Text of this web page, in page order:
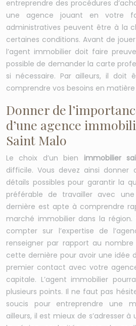
entreprendre des procédures
une agence jouant en votre
administratives peuvent être à la
certaines conditions. Avant de
l’agent immobilier doit faire
possible de demander la carte
si nécessaire. Par ailleurs, il
comprendre vos besoins en matière
Donner de
d’une agence
Saint Malo
Le choix d’un bien immobilier
difficile. Vous devez ainsi
détails possibles pour garantir la
préférable de travailler avec
dernière est apte à comprendre
marché immobilier dans la
compter sur l’expertise de
renseigner par rapport au
cette dernière pour avoir une idée
premier contact avec votre
capitale. L’agent immobilier
plusieurs points. Il ne faut pas
soucis pour entreprendre une
ailleurs, il est mieux de s’adresser